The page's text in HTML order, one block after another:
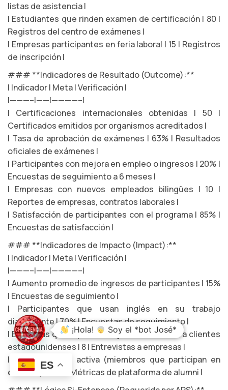
listas de asistencia |
| Estudiantes que rinden examen de certificación | 80 |
Registros del centro de exámenes |
| Empresas participantes en feria laboral | 15 | Registros
de inscripción |
### **Indicadores de Resultado (Outcome):**
| Indicador | Meta | Verificación |
|———–|——|————–|
| Certificaciones internacionales obtenidas | 50 |
Certificados emitidos por organismos acreditados |
| Tasa de aprobación de exámenes | 63% | Resultados
oficiales de exámenes |
| Participantes con mejora en empleo o ingresos | 20% |
Encuestas de seguimiento a 6 meses |
| Empresas con nuevos empleados bilingües | 10 |
Reportes de empresas, contratos laborales |
| Satisfacción de participantes con el programa | 85% |
Encuestas de satisfacción |
### **Indicadores de Impacto (Impact):**
| Indicador | Meta | Verificación |
|———–|——|————–|
| Aumento promedio de ingresos de participantes | 15%
| Encuestas de seguimiento |
| Participantes que usan inglés en su trabajo
diariamente | 70% | Encuestas de seguimiento |
| Empresas que reportan mejora en atención a clientes
estadounidenses | 8 | Entrevistas a empresas |
| Red de alumni activa (miembros que participan en
eventos) | 50% | Métricas de plataforma de alumni |
ES
¡Hola! Soy el *bot José*